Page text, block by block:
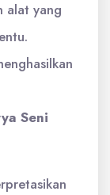
alat yang
Seni